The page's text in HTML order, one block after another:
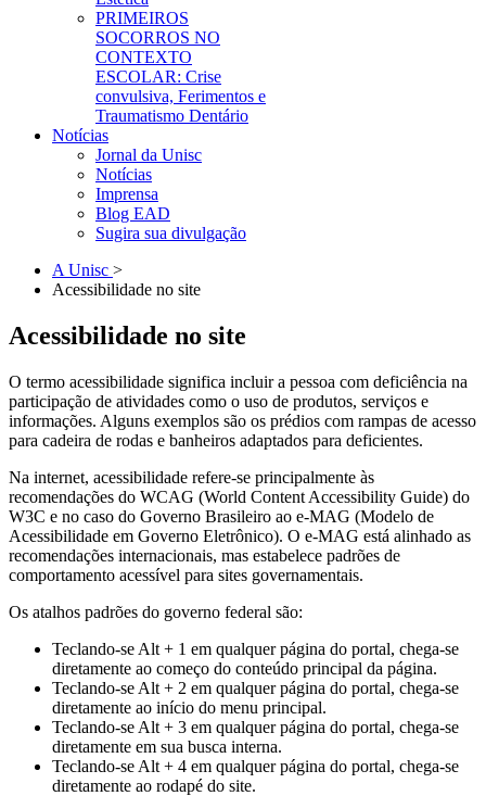
PRIMEIROS
SOCORROS NO
CONTEXTO
ESCOLAR: Crise
convulsiva, Ferimentos e
Traumatismo Dentário
Notícias
Jornal da Unisc
Notícias
Imprensa
Blog EAD
Sugira sua divulgação
A Unisc >
Acessibilidade no site
Acessibilidade no site
O termo acessibilidade significa incluir a pessoa com deficiência na
participação de atividades como o uso de produtos, serviços e
informações. Alguns exemplos são os prédios com rampas de acesso
para cadeira de rodas e banheiros adaptados para deficientes.
Na internet, acessibilidade refere-se principalmente às
recomendações do WCAG (World Content Accessibility Guide) do
W3C e no caso do Governo Brasileiro ao e-MAG (Modelo de
Acessibilidade em Governo Eletrônico). O e-MAG está alinhado as
recomendações internacionais, mas estabelece padrões de
comportamento acessível para sites governamentais.
Os atalhos padrões do governo federal são:
Teclando-se Alt + 1 em qualquer página do portal, chega-se
diretamente ao começo do conteúdo principal da página.
Teclando-se Alt + 2 em qualquer página do portal, chega-se
diretamente ao início do menu principal.
Teclando-se Alt + 3 em qualquer página do portal, chega-se
diretamente em sua busca interna.
Teclando-se Alt + 4 em qualquer página do portal, chega-se
diretamente ao rodapé do site.